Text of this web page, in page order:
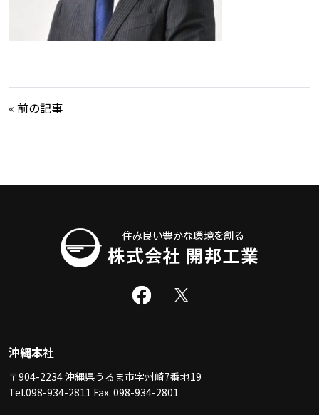
« 前の記事
沖縄本社
〒904-2234 沖縄県うるま市字州崎7番地19
Tel.098-934-2811 Fax. 098-934-2801